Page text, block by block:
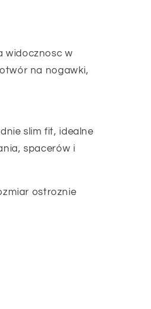
widocznosc w
na nogawki,
slim fit, idealne
spacerów i
ostroznie